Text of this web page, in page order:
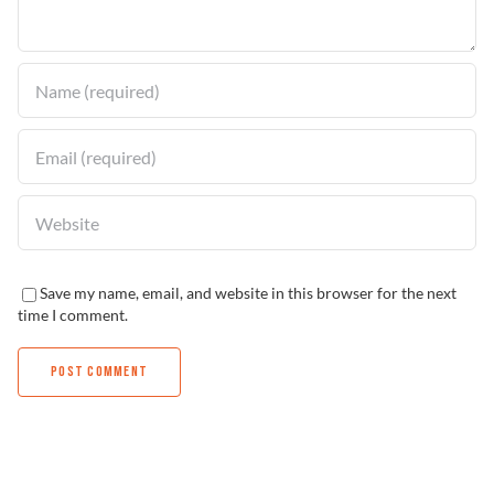
Encuentra un Distribuidor
Save my name, email, and website in this browser for the next
time I comment.